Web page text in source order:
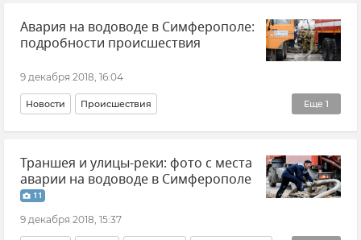
Авария на водоводе в Симферополе:
подробности происшествия
9 декабря 2018, 16:04
Еще 1
Новости Происшествия
Крупная авария на водоводе в Симферополе
Траншея и улицы-реки: фото с места
аварии на водоводе в Симферополе
11
9 декабря 2018, 15:37